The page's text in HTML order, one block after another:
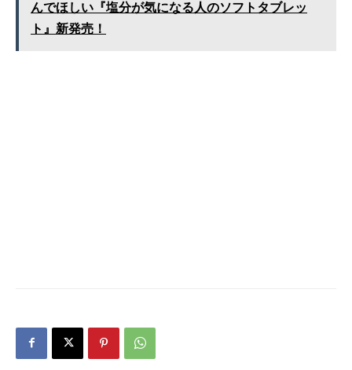
んでほしい『塩分が気になる人のソフトタブレッ
ト』新発売！